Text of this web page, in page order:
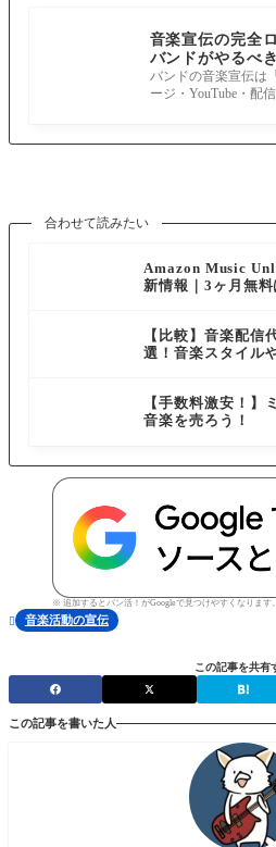
音楽宣伝の完全
バンドがやるべ
と優先順位
バンドの音楽宣伝は
ージ・YouTube・配
合わせて読みたい
Amazon Music
新情報｜3ヶ月無
【比較】音楽配信
選！音楽スタイル
【手数料激安！】
音楽を売ろう！
※ 追加するとバン活！がGoogleで見つけやすくなります。
 音楽活動の宣伝
この記事を共有
この記事を書いた人